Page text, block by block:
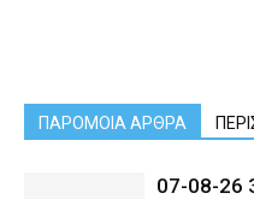
ΠΑΡΟΜΟΙΑ ΑΡΘΡΑ
07-08-26